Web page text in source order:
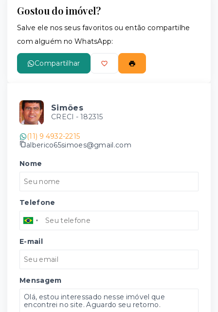
Gostou do imóvel?
Salve ele nos seus favoritos ou então compartilhe
com alguém no WhatsApp:
Compartilhar
Simões
CRECI - 182315
(11) 9 4932-2215
alberico65simoes@gmail.com
Nome
Telefone
E-mail
Mensagem